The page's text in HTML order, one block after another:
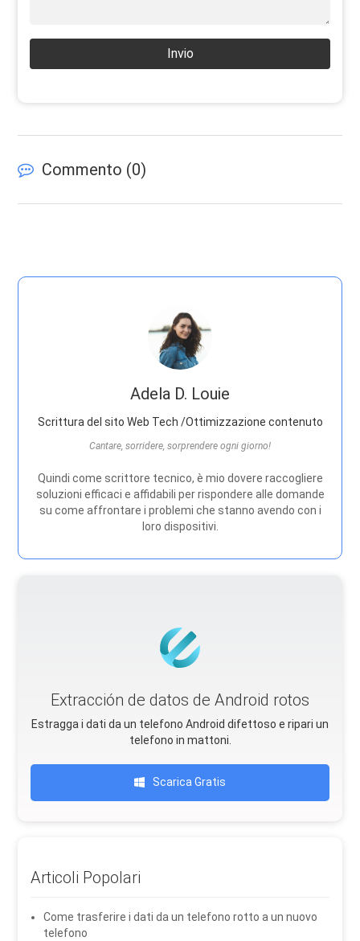
Invio
Commento (0)
Adela D. Louie
Scrittura del sito Web Tech /Ottimizzazione contenuto
Cantare, sorridere, sorprendere ogni giorno!
Quindi come scrittore tecnico, è mio dovere raccogliere
soluzioni efficaci e affidabili per rispondere alle domande
su come affrontare i problemi che stanno avendo con i
loro dispositivi.
Extracción de datos de Android rotos
Estragga i dati da un telefono Android difettoso e ripari un
telefono in mattoni.
Scarica Gratis
Articoli Popolari
Come trasferire i dati da un telefono rotto a un nuovo
telefono